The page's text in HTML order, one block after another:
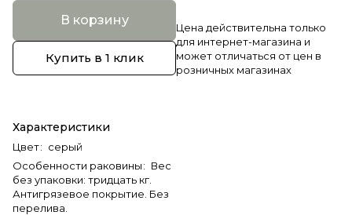
В корзину
Купить в 1 клик
Характеристики
Цвет: серый
Особенности раковины: Вес
без упаковки: тридцать кг.
Антигрязевое покрытие. Без
перелива.
Цена действительна только
для интернет-магазина и
может отличаться от цен в
розничных магазинах